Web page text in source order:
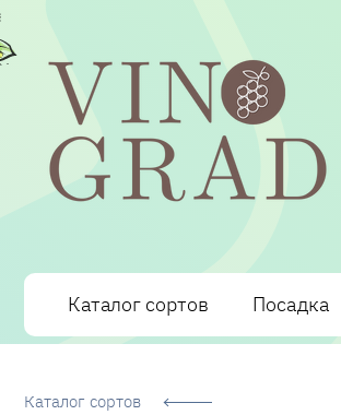
Сорта Винограда: описание, фото,
Каталог сортов Посадка
Каталог сортов